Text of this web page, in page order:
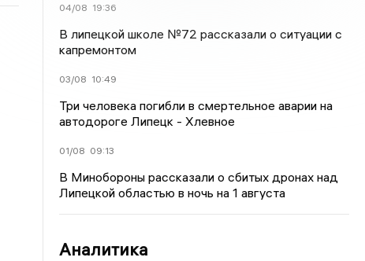
04/08 19:36
В липецкой школе №72 рассказали о ситуации с
капремонтом
03/08 10:49
Три человека погибли в смертельное аварии на
автодороге Липецк - Хлевное
01/08 09:13
В Минобороны рассказали о сбитых дронах над
Липецкой областью в ночь на 1 августа
Аналитика